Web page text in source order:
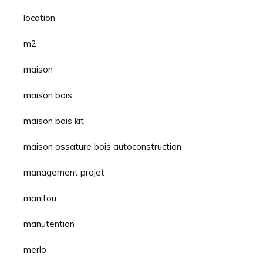
location
m2
maison
maison bois
maison bois kit
maison ossature bois autoconstruction
management projet
manitou
manutention
merlo